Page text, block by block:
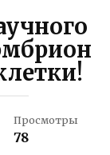
Просмотры
78